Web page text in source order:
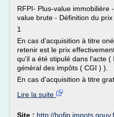
RFPI- Plus-value immobilière
value brute - Définition du
1
En cas d'acquisition à titre
retenir est le prix
qu'il a été stipulé dans l'acte
général des impôts ( CGI ) ).
En cas d'acquisition à titre
Lire la suite
Site : http://